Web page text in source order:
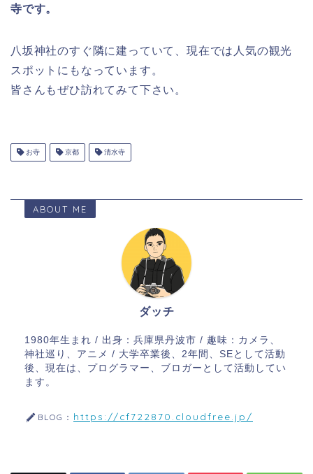
寺です。
八坂神社のすぐ隣に建っていて、現在では人気の観光
スポットにもなっています。
皆さんもぜひ訪れてみて下さい。
お寺 京都 清水寺
ABOUT ME
ダッチ
1980年生まれ / 出身：兵庫県丹波市 / 趣味：カメラ、
神社巡り、アニメ / 大学卒業後、2年間、SEとして活動
後、現在は、プログラマー、ブロガーとして活動してい
ます。
BLOG： https://cf722870.cloudfree.jp/